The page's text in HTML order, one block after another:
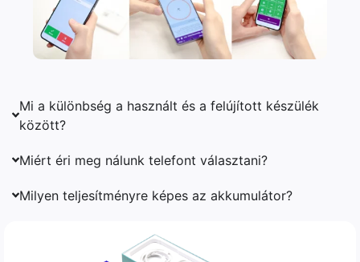
Mi a különbség a használt és a felújított készülék
között?
Miért éri meg nálunk telefont választani?
Milyen teljesítményre képes az akkumulátor?